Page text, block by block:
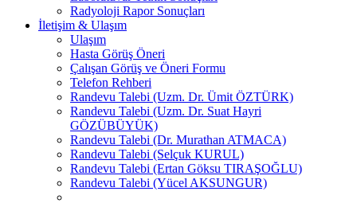
Radyoloji Rapor Sonuçları
İletişim & Ulaşım
Ulaşım
Hasta Görüş Öneri
Çalışan Görüş ve Öneri Formu
Telefon Rehberi
Randevu Talebi (Uzm. Dr. Ümit ÖZTÜRK)
Randevu Talebi (Uzm. Dr. Suat Hayri
GÖZÜBÜYÜK)
Randevu Talebi (Dr. Murathan ATMACA)
Randevu Talebi (Selçuk KURUL)
Randevu Talebi (Ertan Göksu TIRAŞOĞLU)
Randevu Talebi (Yücel AKSUNGUR)